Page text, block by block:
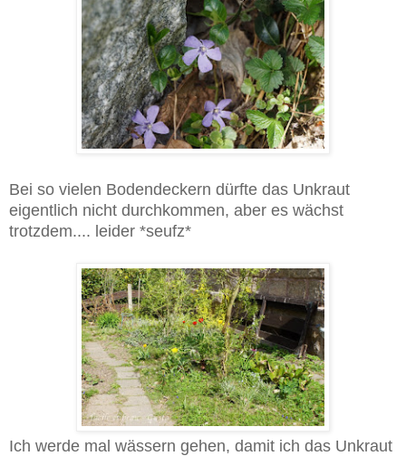
Bei so vielen Bodendeckern dürfte das Unkraut
eigentlich nicht durchkommen, aber es wächst
trotzdem.... leider *seufz*
Ich werde mal wässern gehen, damit ich das Unkraut